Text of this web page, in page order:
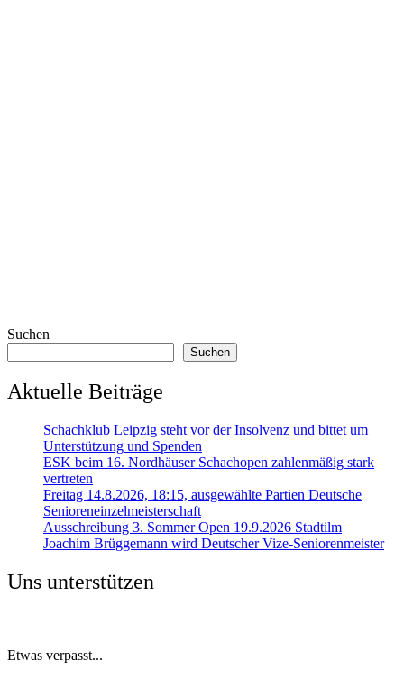
Suchen
Suchen
Aktuelle Beiträge
Schachklub Leipzig steht vor der Insolvenz und bittet um
Unterstützung und Spenden
ESK beim 16. Nordhäuser Schachopen zahlenmäßig stark
vertreten
Freitag 14.8.2026, 18:15, ausgewählte Partien Deutsche
Senioreneinzelmeisterschaft
Ausschreibung 3. Sommer Open 19.9.2026 Stadtilm
Joachim Brüggemann wird Deutscher Vize-Seniorenmeister
Uns unterstützen
Etwas verpasst...